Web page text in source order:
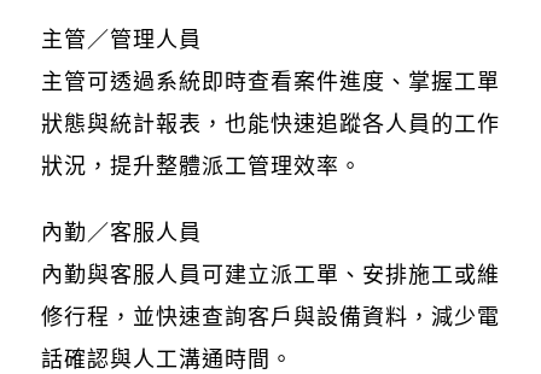
主管／管理人員
主管可透過系統即時查看案件進度、掌握工單
狀態與統計報表，也能快速追蹤各人員的工作
狀況，提升整體派工管理效率。
內勤／客服人員
內勤與客服人員可建立派工單、安排施工或維
修行程，並快速查詢客戶與設備資料，減少電
話確認與人工溝通時間。